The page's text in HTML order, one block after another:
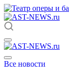
Все новости